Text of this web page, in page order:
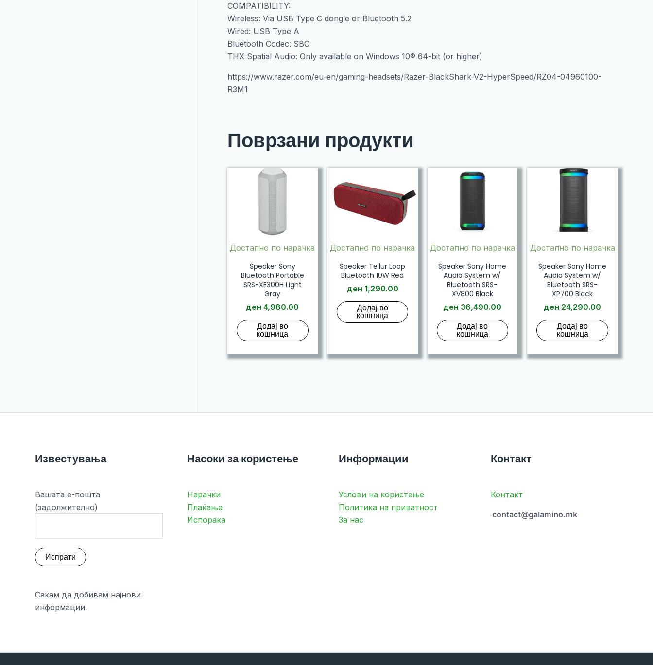
COMPATIBILITY:
Wireless: Via USB Type C dongle or Bluetooth 5.2
Wired: USB Type A
Bluetooth Codec: SBC
THX Spatial Audio: Only available on Windows 10® 64-bit (or higher)
https://www.razer.com/eu-en/gaming-headsets/Razer-BlackShark-V2-HyperSpeed/RZ04-04960100-
R3M1
Поврзани продукти
Достапно по нарачка
Speaker Sony
Bluetooth Portable
SRS-XE300H Light
Gray
ден 4,980.00
Додај во
кошница
Достапно по нарачка
Speaker Tellur Loop
Bluetooth 10W Red
ден 1,290.00
Додај во
кошница
Достапно по нарачка
Speaker Sony Home
Audio System w/
Bluetooth SRS-
XV800 Black
ден 36,490.00
Додај во
кошница
Достапно по нарачка
Speaker Sony Home
Audio System w/
Bluetooth SRS-
XP700 Black
ден 24,290.00
Додај во
кошница
Известувања
Вашата е-пошта
(задолжително)
Сакам да добивам најнови
информации.
Насоки за користење
Нарачки
Плаќање
Испорака
Информации
Услови на користење
Политика на приватност
За нас
Контакт
Контакт